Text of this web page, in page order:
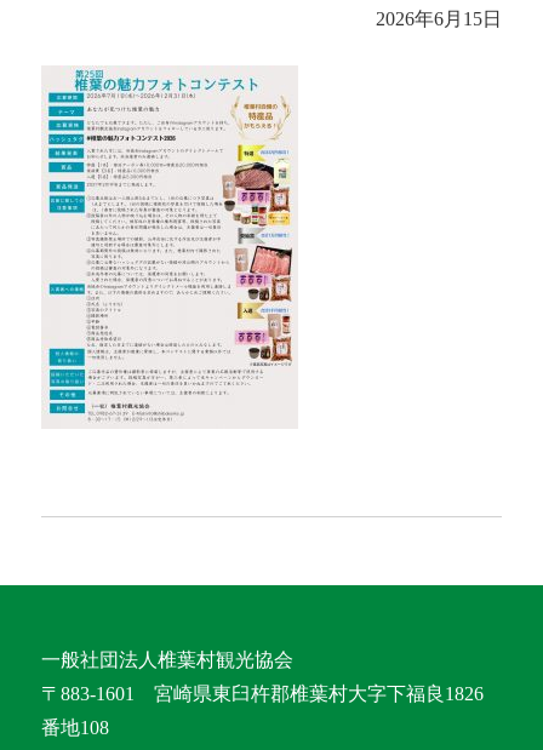
2026年6月15日
一般社団法人椎葉村観光協会
〒883-1601 宮崎県東臼杵郡椎葉村大字下福良1826
番地108